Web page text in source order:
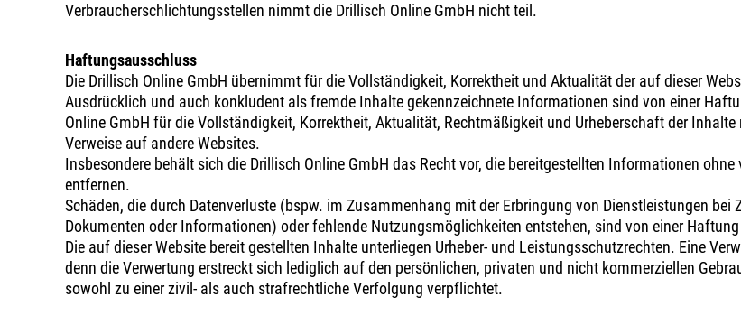
Verbraucherschlichtungsstellen nimmt die Drillisch Online GmbH nicht teil.
Haftungsausschluss
Die Drillisch Online GmbH übernimmt für die Vollständigkeit, Korrektheit und Aktualität der auf dieser
Ausdrücklich und auch konkludent als fremde Inhalte gekennzeichnete Informationen sind von einer
Online GmbH für die Vollständigkeit, Korrektheit, Aktualität, Rechtmäßigkeit und Urheberschaft der
Verweise auf andere Websites.
Insbesondere behält sich die Drillisch Online GmbH das Recht vor, die bereitgestellten Informationen
entfernen.
Schäden, die durch Datenverluste (bspw. im Zusammenhang mit der Erbringung von Dienstleistungen bei
Dokumenten oder Informationen) oder fehlende Nutzungsmöglichkeiten entstehen, sind von einer
Die auf dieser Website bereit gestellten Inhalte unterliegen Urheber- und Leistungsschutzrechten. Eine
denn die Verwertung erstreckt sich lediglich auf den persönlichen, privaten und nicht kommerziellen
sowohl zu einer zivil- als auch strafrechtliche Verfolgung verpflichtet.